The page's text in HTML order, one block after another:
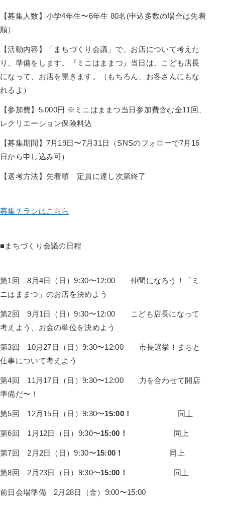
【募集人数】小学4年生〜6年生 80名(申込多数の場合は先着
順）
【活動内容】「まちづくり会議」で、お店について考えた
り、準備をします。『ミニはままつ』当日は、こども店長
になって、お店を開きます。（もちろん、お客さんにもな
れるよ）
【参加費】5,000円 ※ミニはままつ当日参加費含む全11回、
レクリエーション保険料込
【募集期間】7月19日〜7月31日（SNSのフォローで7月16
日から申し込み可）
【選考方法】先着順 定員に達し次第終了
募集チラシはこちら
■まちづくり会議の日程
第1回 8月4日（日）9:30〜12:00 仲間になろう！「ミ
ニはままつ」のお店を決めよう
第2回 9月1日（日）9:30〜12:00 こども店長になって
考えよう、お金の単位を決めよう
第3回 10月27日（日）9:30〜12:00 市長選挙！まちと
仕事について考えよう
第4回 11月17日（日）9:30〜12:00 力を合わせて開店
準備だ〜！
第5回 12月15日（日）9:30〜15:00！ 同上
第6回 1月12日（日）9:30〜15:00！ 同上
第7回 2月2日（日）9:30〜15:00！ 同上
第8回 2月23日（日）9:30〜15:00！ 同上
前日会場準備 2月28日（金）9:00〜15:00